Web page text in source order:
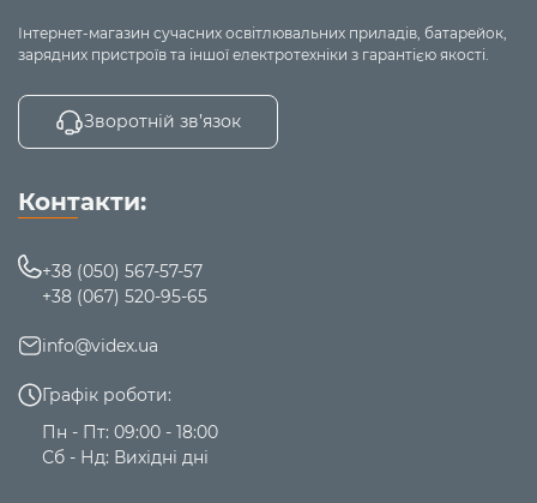
Інтернет-магазин сучасних освітлювальних приладів, батарейок,
зарядних пристроїв та іншої електротехніки з гарантією якості.
Зворотній зв’язок
Контакти:
+38 (050) 567-57-57
+38 (067) 520-95-65
info@videx.ua
Графік роботи:
Пн - Пт: 09:00 - 18:00
Сб - Нд: Вихідні дні